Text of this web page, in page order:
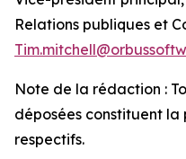
Relations publiques et
Note de la rédaction :
déposées constituent
respectifs.